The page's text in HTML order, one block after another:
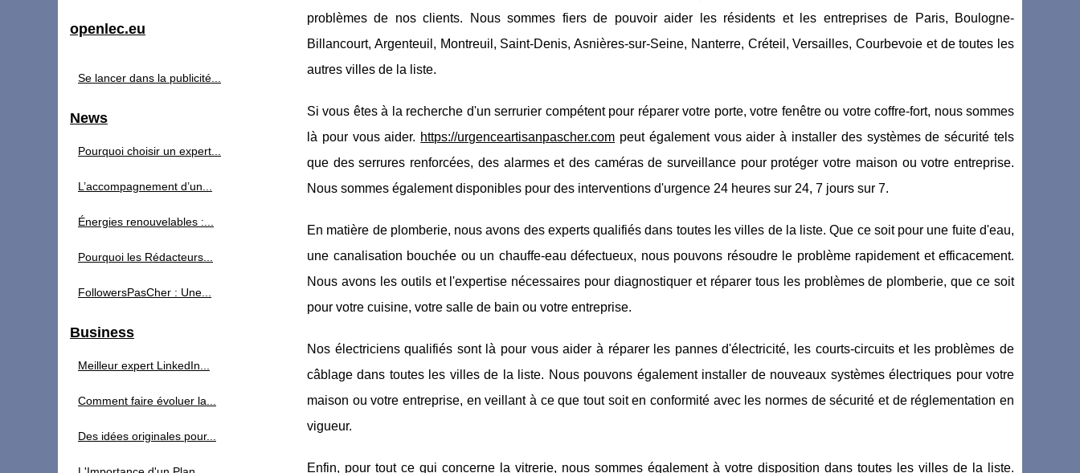
problèmes de nos clients. Nous sommes fiers de pouvoir aider les résidents et les entreprises de Paris, Boulogne-
Billancourt, Argenteuil, Montreuil, Saint-Denis, Asnières-sur-Seine, Nanterre, Créteil, Versailles, Courbevoie et de toutes les
autres villes de la liste.
Si vous êtes à la recherche d'un serrurier compétent pour réparer votre porte, votre fenêtre ou votre coffre-fort, nous sommes
là pour vous aider. https://urgenceartisanpascher.com peut également vous aider à installer des systèmes de sécurité tels
que des serrures renforcées, des alarmes et des caméras de surveillance pour protéger votre maison ou votre entreprise.
Nous sommes également disponibles pour des interventions d'urgence 24 heures sur 24, 7 jours sur 7.
En matière de plomberie, nous avons des experts qualifiés dans toutes les villes de la liste. Que ce soit pour une fuite d'eau,
une canalisation bouchée ou un chauffe-eau défectueux, nous pouvons résoudre le problème rapidement et efficacement.
Nous avons les outils et l'expertise nécessaires pour diagnostiquer et réparer tous les problèmes de plomberie, que ce soit
pour votre cuisine, votre salle de bain ou votre entreprise.
Nos électriciens qualifiés sont là pour vous aider à réparer les pannes d'électricité, les courts-circuits et les problèmes de
câblage dans toutes les villes de la liste. Nous pouvons également installer de nouveaux systèmes électriques pour votre
maison ou votre entreprise, en veillant à ce que tout soit en conformité avec les normes de sécurité et de réglementation en
vigueur.
Enfin, pour tout ce qui concerne la vitrerie, nous sommes également à votre disposition dans toutes les villes de la liste.
openlec.eu
Se lancer dans la publicité...
News
Pourquoi choisir un expert...
L’accompagnement d’un...
Énergies renouvelables :...
Pourquoi les Rédacteurs...
FollowersPasCher : Une...
Business
Meilleur expert LinkedIn...
Comment faire évoluer la...
Des idées originales pour...